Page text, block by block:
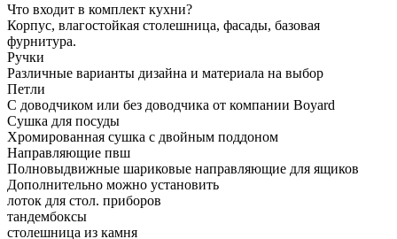
Что входит в комплект кухни?
Корпус, влагостойкая столешница, фасады, базовая
фурнитура.
Ручки
Различные варианты дизайна и материала на выбор
Петли
С доводчиком или без доводчика от компании Boyard
Сушка для посуды
Хромированная сушка с двойным поддоном
Направляющие пвш
Полновыдвижные шариковые направляющие для ящиков
Дополнительно можно установить
лоток для стол. приборов
тандембоксы
столешница из камня